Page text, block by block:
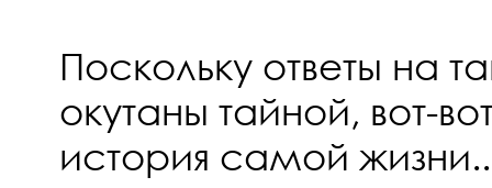
Поскольку ответы на
окутаны тайной, вот-
история самой